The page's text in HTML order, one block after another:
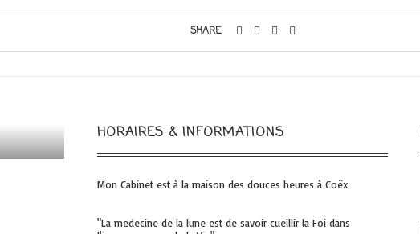
SHARE
HORAIRES & INFORMATIONS
Mon Cabinet est à la maison des douces heures à Coëx
"La medecine de la lune est de savoir cueillir la Foi dans